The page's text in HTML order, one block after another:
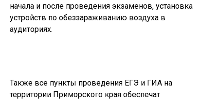
начала и после проведения экзаменов, установка
устройств по обеззараживанию воздуха в
аудиториях.
Также все пункты проведения ЕГЭ и ГИА на
территории Приморского края обеспечат